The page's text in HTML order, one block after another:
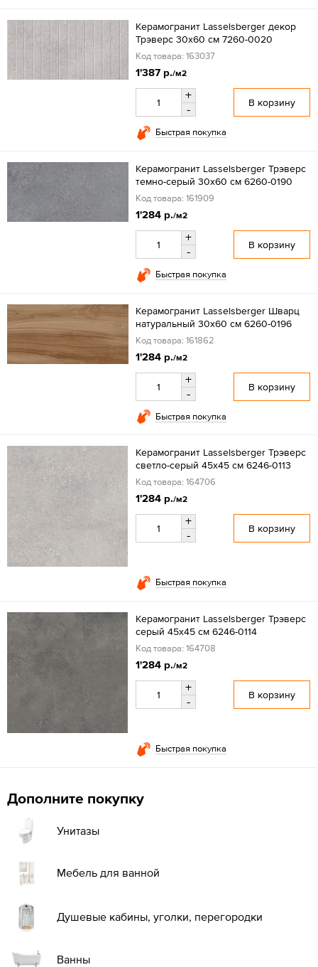
Керамогранит Lasselsberger декор
Трэверс 30x60 см 7260-0020
Код товара: 163037
1'387 р./м2
+
-
В корзину
Быстрая покупка
Керамогранит Lasselsberger Трэверс
темно-серый 30x60 см 6260-0190
Код товара: 161909
1'284 р./м2
+
-
В корзину
Быстрая покупка
Керамогранит Lasselsberger Шварц
натуральный 30x60 см 6260-0196
Код товара: 161862
1'284 р./м2
+
-
В корзину
Быстрая покупка
Керамогранит Lasselsberger Трэверс
светло-серый 45x45 см 6246-0113
Код товара: 164706
1'284 р./м2
+
-
В корзину
Быстрая покупка
Керамогранит Lasselsberger Трэверс
серый 45x45 см 6246-0114
Код товара: 164708
1'284 р./м2
+
-
В корзину
Быстрая покупка
Дополните покупку
Унитазы
Мебель для ванной
Душевые кабины, уголки, перегородки
Ванны